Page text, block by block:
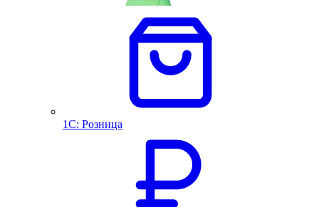
1С: Розница